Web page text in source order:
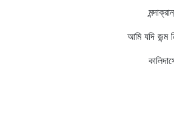
মন্দাক্রান্তা
আমি যদি জন্ম
কালিদাসের